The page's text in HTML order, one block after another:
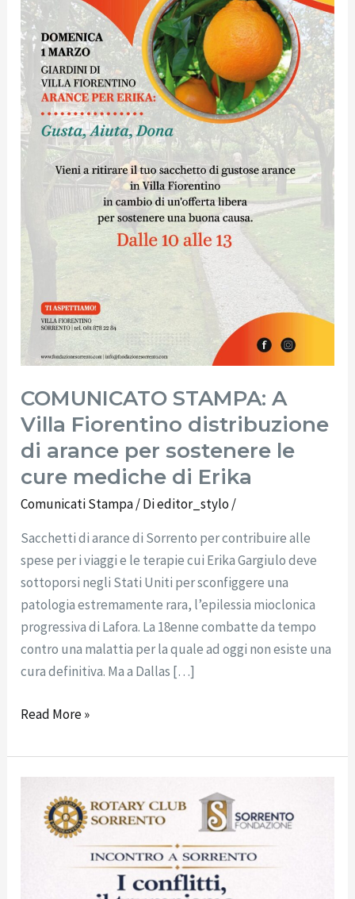
COMUNICATO STAMPA: A
Villa Fiorentino distribuzione
di arance per sostenere le
cure mediche di Erika
Comunicati Stampa/ Dieditor_stylo/
Sacchetti di arance di Sorrento per contribuire alle
spese per i viaggi e le terapie cui Erika Gargiulo deve
sottoporsi negli Stati Uniti per sconfiggere una
patologia estremamente rara, l’epilessia mioclonica
progressiva di Lafora. La 18enne combatte da tempo
contro una malattia per la quale ad oggi non esiste una
cura definitiva. Ma a Dallas […]
Fiorentino
distribuzione
di
arance
per
sostenere
le
cure
Erika
Read More »
STAMPA:
Geopolitica,